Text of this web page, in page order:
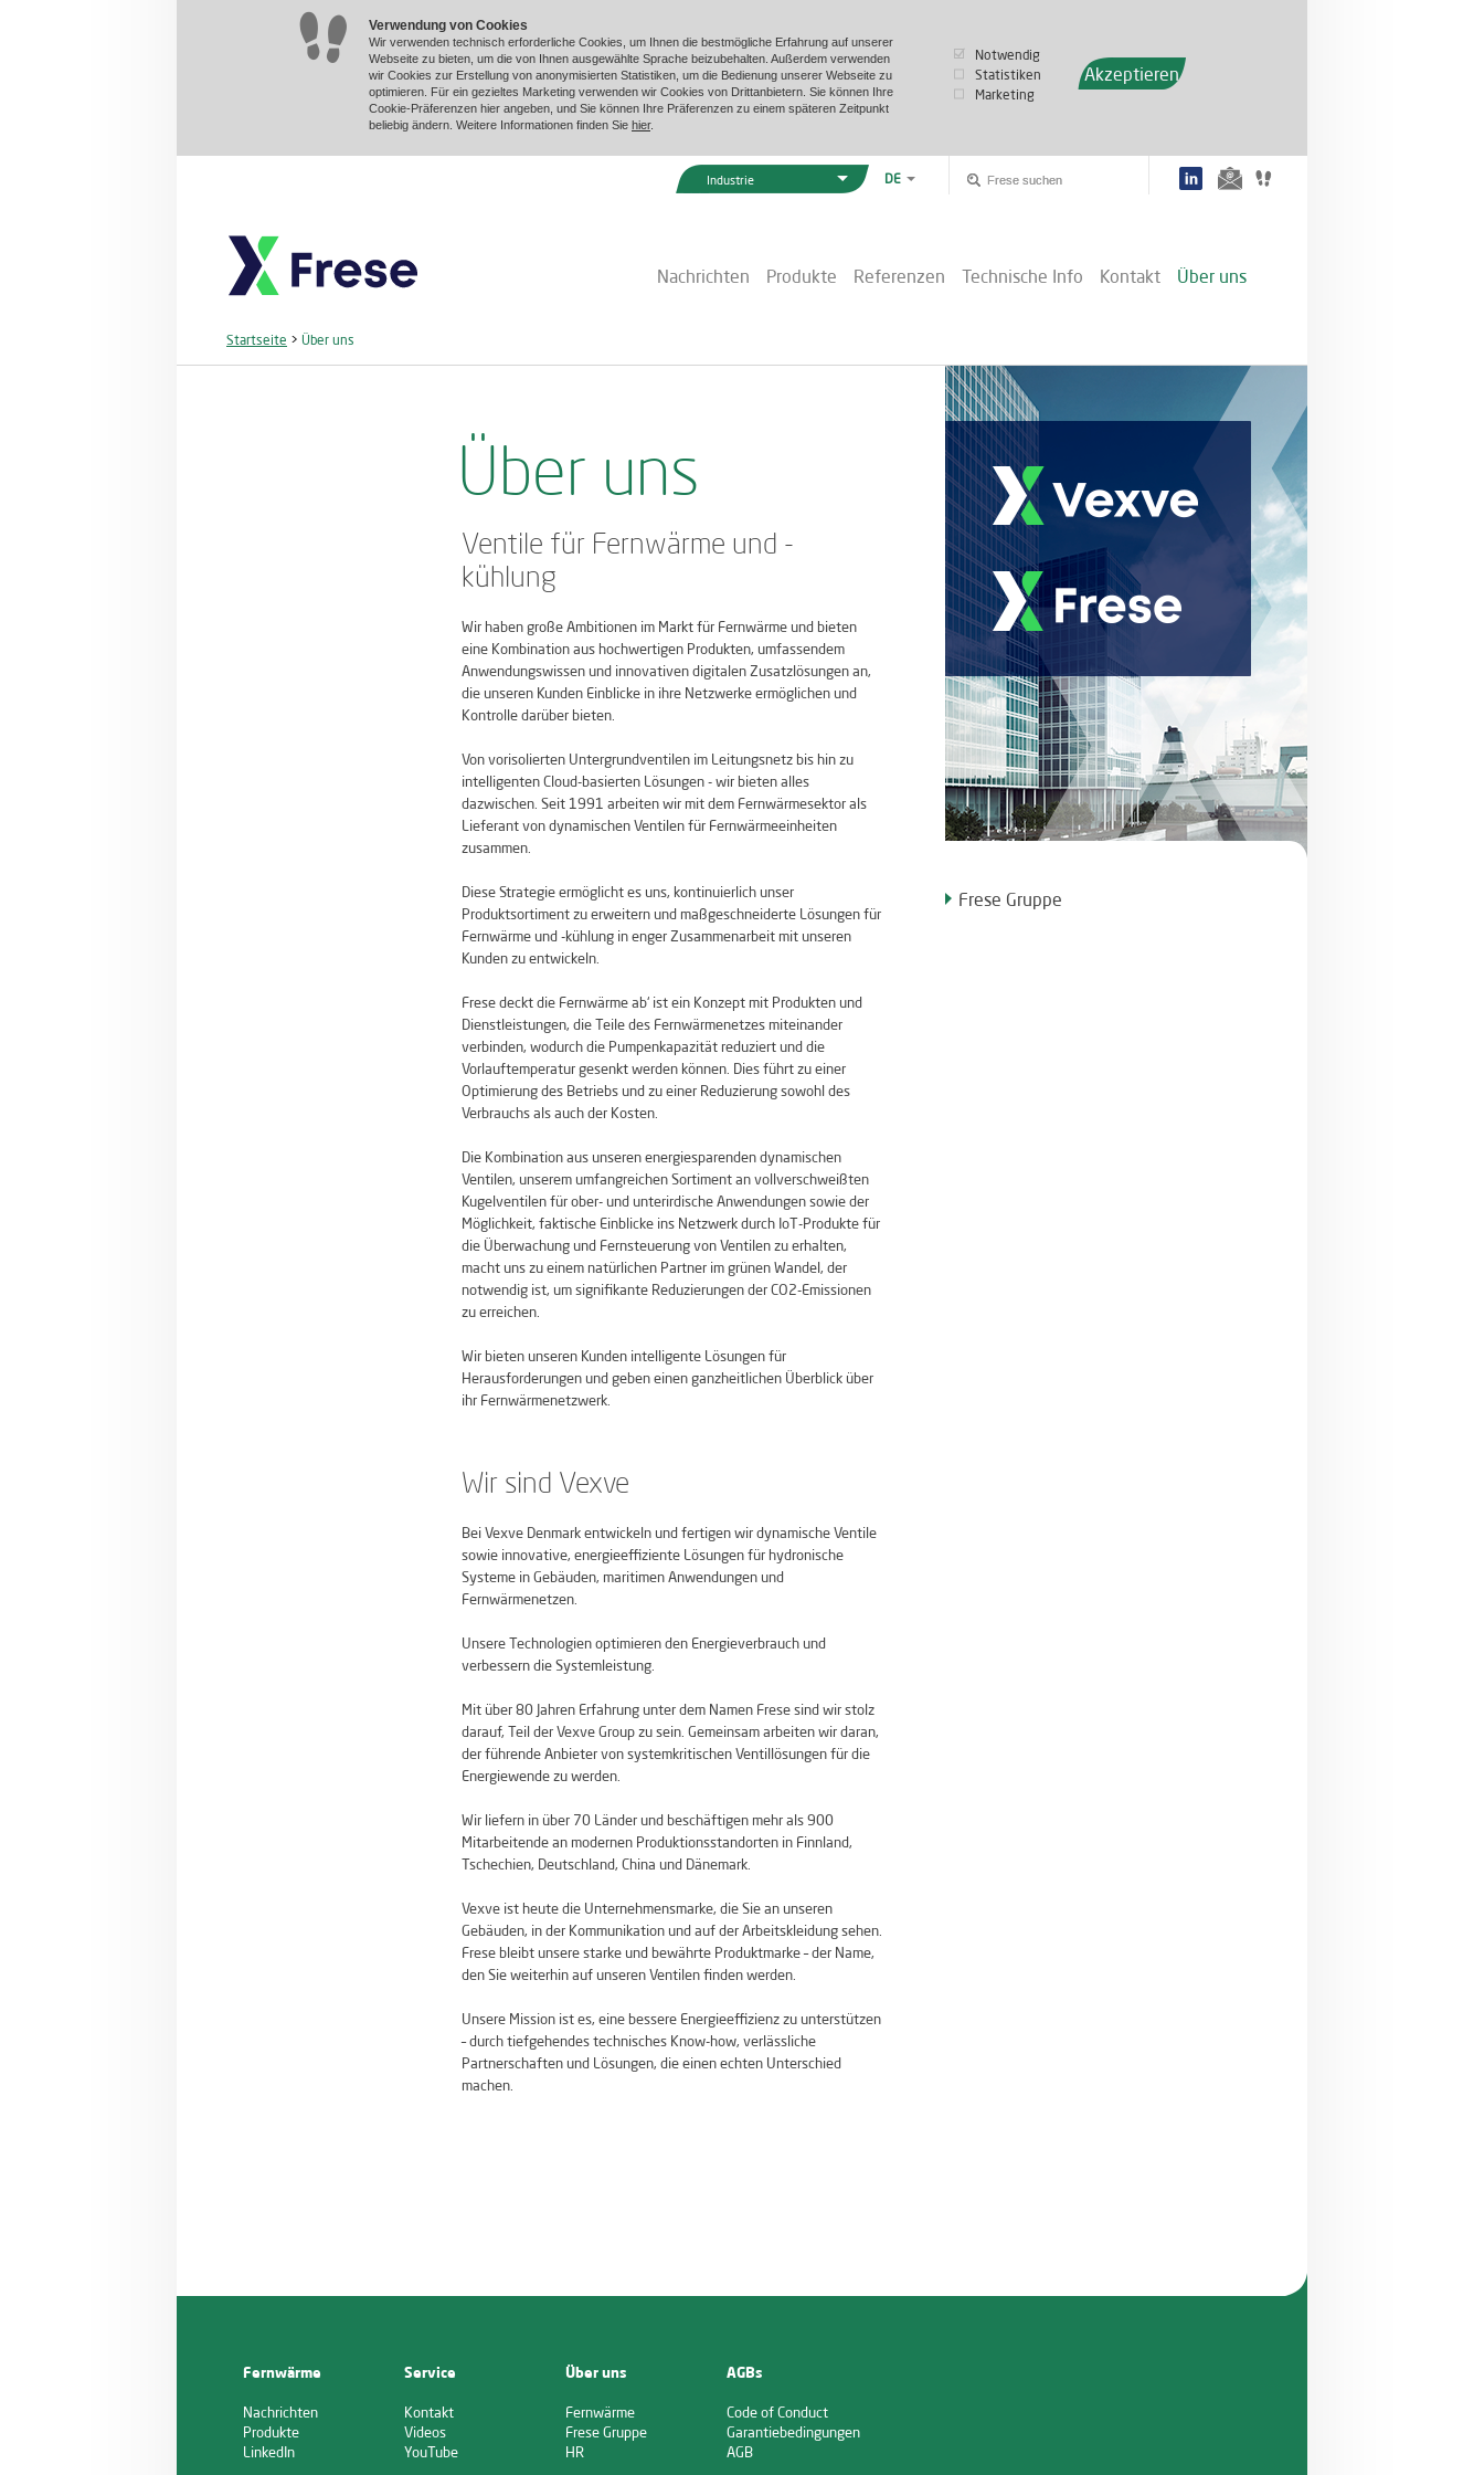
Verwendung von Cookies
Wir verwenden technisch erforderliche Cookies, um Ihnen die bestmögliche Erfahrung auf unserer
Webseite zu bieten, um die von Ihnen ausgewählte Sprache beizubehalten. Außerdem verwenden
wir Cookies zur Erstellung von anonymisierten Statistiken, um die Bedienung unserer Webseite zu
optimieren. Für ein gezieltes Marketing verwenden wir Cookies von Drittanbietern. Sie können Ihre
Cookie-Präferenzen hier angeben, und Sie können Ihre Präferenzen zu einem späteren Zeitpunkt
beliebig ändern. Weitere Informationen finden Sie hier.
Notwendig
Statistiken
Marketing
Akzeptieren
Nachrichten Produkte Referenzen Technische Info Kontakt Über uns
Industrie
Fernwärme
DE
Startseite > Über uns
Über uns
Ventile für Fernwärme und -
kühlung
Wir haben große Ambitionen im Markt für Fernwärme und bieten
eine Kombination aus hochwertigen Produkten, umfassendem
Anwendungswissen und innovativen digitalen Zusatzlösungen an,
die unseren Kunden Einblicke in ihre Netzwerke ermöglichen und
Kontrolle darüber bieten.
Von vorisolierten Untergrundventilen im Leitungsnetz bis hin zu
intelligenten Cloud-basierten Lösungen - wir bieten alles
dazwischen. Seit 1991 arbeiten wir mit dem Fernwärmesektor als
Lieferant von dynamischen Ventilen für Fernwärmeeinheiten
zusammen.
Diese Strategie ermöglicht es uns, kontinuierlich unser
Produktsortiment zu erweitern und maßgeschneiderte Lösungen für
Fernwärme und -kühlung in enger Zusammenarbeit mit unseren
Kunden zu entwickeln.
Frese deckt die Fernwärme ab‘ ist ein Konzept mit Produkten und
Dienstleistungen, die Teile des Fernwärmenetzes miteinander
verbinden, wodurch die Pumpenkapazität reduziert und die
Vorlauftemperatur gesenkt werden können. Dies führt zu einer
Optimierung des Betriebs und zu einer Reduzierung sowohl des
Verbrauchs als auch der Kosten.
Die Kombination aus unseren energiesparenden dynamischen
Ventilen, unserem umfangreichen Sortiment an vollverschweißten
Kugelventilen für ober- und unterirdische Anwendungen sowie der
Möglichkeit, faktische Einblicke ins Netzwerk durch IoT-Produkte für
die Überwachung und Fernsteuerung von Ventilen zu erhalten,
macht uns zu einem natürlichen Partner im grünen Wandel, der
notwendig ist, um signifikante Reduzierungen der CO2-Emissionen
zu erreichen.
Wir bieten unseren Kunden intelligente Lösungen für
Herausforderungen und geben einen ganzheitlichen Überblick über
ihr Fernwärmenetzwerk.
Wir sind Vexve
Bei Vexve Denmark entwickeln und fertigen wir dynamische Ventile
sowie innovative, energieeffiziente Lösungen für hydronische
Systeme in Gebäuden, maritimen Anwendungen und
Fernwärmenetzen.
Unsere Technologien optimieren den Energieverbrauch und
verbessern die Systemleistung.
Mit über 80 Jahren Erfahrung unter dem Namen Frese sind wir stolz
darauf, Teil der Vexve Group zu sein. Gemeinsam arbeiten wir daran,
der führende Anbieter von systemkritischen Ventillösungen für die
Energiewende zu werden.
Wir liefern in über 70 Länder und beschäftigen mehr als 900
Mitarbeitende an modernen Produktionsstandorten in Finnland,
Tschechien, Deutschland, China und Dänemark.
Vexve ist heute die Unternehmensmarke, die Sie an unseren
Gebäuden, in der Kommunikation und auf der Arbeitskleidung sehen.
Frese bleibt unsere starke und bewährte Produktmarke – der Name,
den Sie weiterhin auf unseren Ventilen finden werden.
Unsere Mission ist es, eine bessere Energieeffizienz zu unterstützen
– durch tiefgehendes technisches Know-how, verlässliche
Partnerschaften und Lösungen, die einen echten Unterschied
machen.
Frese Gruppe
Fernwärme
Nachrichten
Produkte
LinkedIn
Service
Kontakt
Videos
YouTube
Über uns
Fernwärme
Frese Gruppe
HR
AGBs
Code of Conduct
Garantiebedingungen
AGB